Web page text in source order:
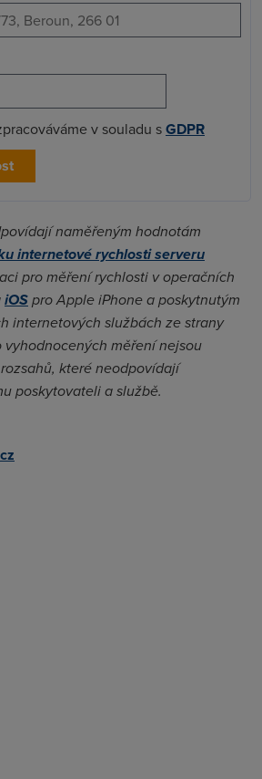
v souladu sGDPR
naměřeným hodnotám
internetové rychlosti serveru
pro měření rychlosti v operačních
iOSpro Apple iPhone a poskytnutým
internetových službách ze strany
měření nejsou
které neodpovídají
poskytovateli a službě.